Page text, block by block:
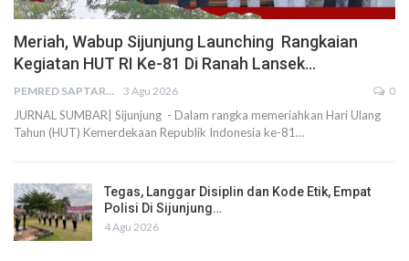
Meriah, Wabup Sijunjung Launching Rangkaian
Kegiatan HUT RI Ke-81 Di Ranah Lansek…
PEMRED SAPTARIUS 3 Agu 2026 0
JURNAL SUMBAR| Sijunjung - Dalam rangka memeriahkan Hari Ulang
Tahun (HUT) Kemerdekaan Republik Indonesia ke-81…
Tegas, Langgar Disiplin dan Kode Etik, Empat
Polisi Di Sijunjung…
4 Agu 2026